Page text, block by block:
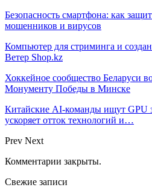
Безопасность смартфона: как
мошенников и вирусов
Компьютер для стриминга и
Ветер Shop.kz
Хоккейное сообщество Беларуси
Монументу Победы в Минске
Китайские AI-команды ищут GPU
ускоряет отток технологий и…
Prev Next
Комментарии закрыты.
Свежие записи